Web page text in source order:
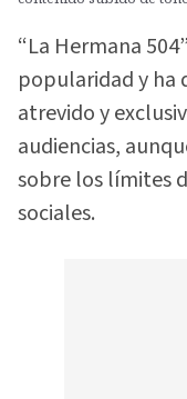
“La Hermana
popularidad y ha
atrevido y
audiencias,
sobre los límites
sociales.